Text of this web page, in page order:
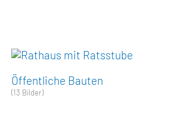
Öffentliche Bauten
(13 Bilder)